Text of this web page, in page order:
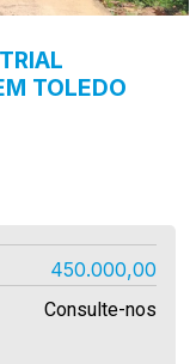
TOLEDO
450.000,00
Consulte-nos